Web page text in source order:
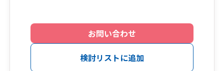
お問い合わせ
検討リストに追加